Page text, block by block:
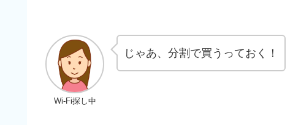
Wi-Fi探し中
じゃあ、分割で買うっておく！